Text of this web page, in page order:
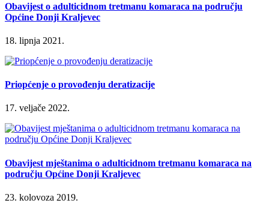
Obavijest o adulticidnom tretmanu komaraca na području
Općine Donji Kraljevec
18. lipnja 2021.
Priopćenje o provođenju deratizacije
17. veljače 2022.
Obavijest mještanima o adulticidnom tretmanu komaraca na
području Općine Donji Kraljevec
23. kolovoza 2019.